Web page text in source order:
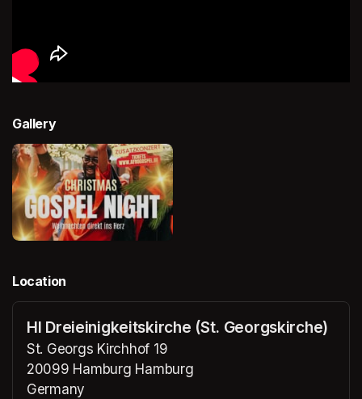
Gallery
Location
Hl Dreieinigkeitskirche (St. Georgskirche)
St. Georgs Kirchhof 19
20099 Hamburg Hamburg
Germany